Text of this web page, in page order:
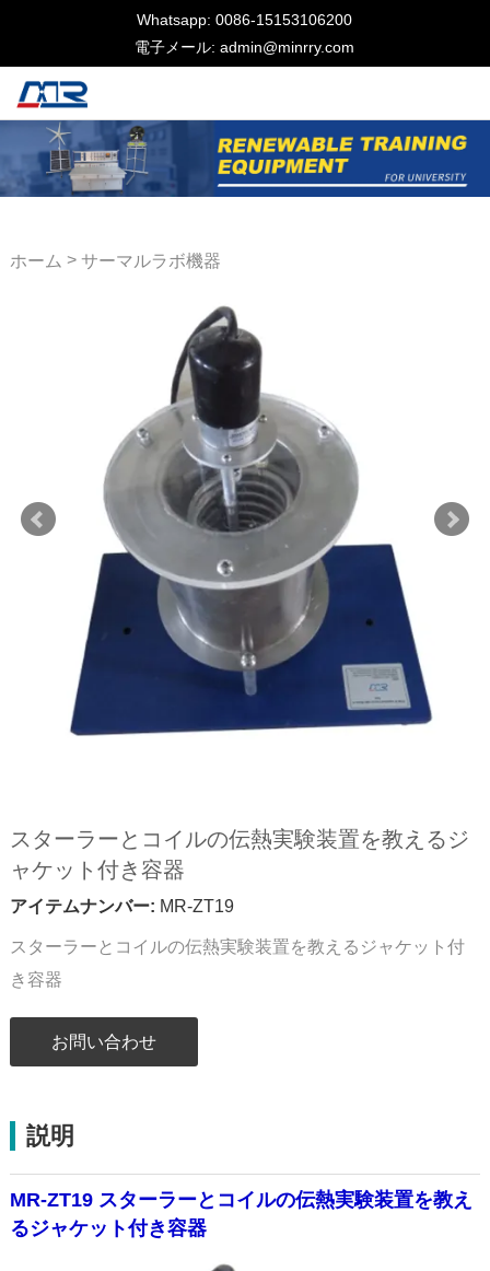
Whatsapp: 0086-15153106200
電子メール: admin@minrry.com
ホーム > サーマルラボ機器
スターラーとコイルの伝熱実験装置を教えるジ
ャケット付き容器
アイテムナンバー: MR-ZT19
スターラーとコイルの伝熱実験装置を教えるジャケット付
き容器
お問い合わせ
説明
MR-ZT19 スターラーとコイルの伝熱実験装置を教え
るジャケット付き容器